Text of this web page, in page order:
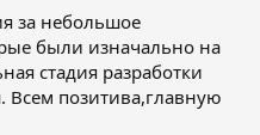
за небольшое
были изначально на
стадия разработки
Всем позитива,главную